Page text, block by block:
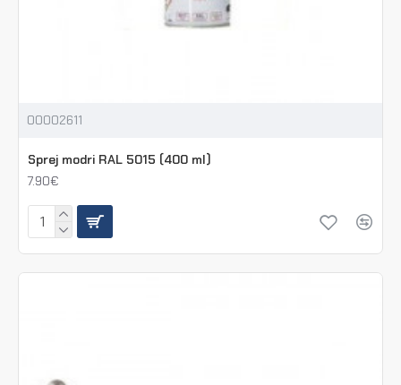
00002611
Sprej modri RAL 5015 (400 ml)
7.90€